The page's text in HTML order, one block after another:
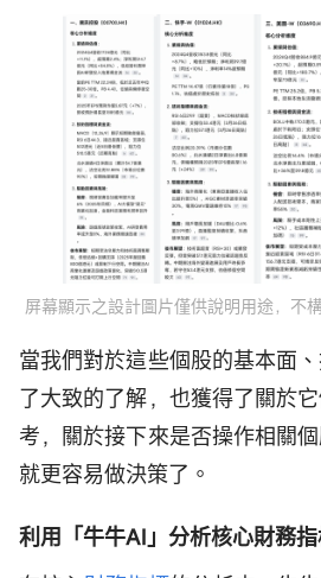
屏幕顯示之設計圖片僅供說明用途，不
當我們對於這些個股的基本面
了大致的了解，也獲得了關於
考，關於接下來是否操作相關
就更容易做決策了。
利用「牛牛AI」分析核心財務